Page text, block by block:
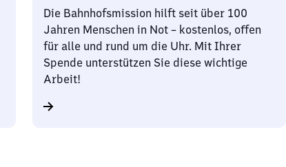
Die Bahnhofsmission hilft seit über 100
Jahren Menschen in Not – kostenlos, offen
für alle und rund um die Uhr. Mit Ihrer
Spende unterstützen Sie diese wichtige
Arbeit!